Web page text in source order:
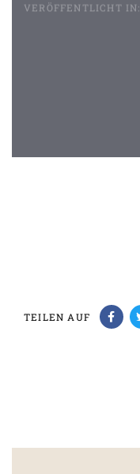
VERÖFFENTLICHT IN:
TEILEN AUF